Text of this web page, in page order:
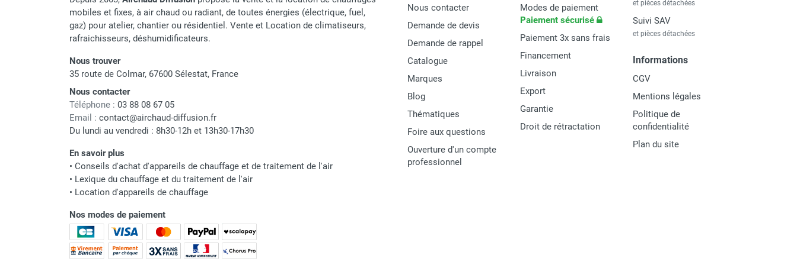
Parasol chauffant et radiant
infrarouge sur mât
Parasol chauffant à gaz
Parasol chauffant et radiant sur
mât électrique
Chauffage infrarouge fixe mur et
plafond
Chauffage radiant électrique
Panneau rayonnant
Lustre infrarouge électrique
suspendu
Réglette et cassette rayonnante
Chauffage tube radiant et radiant
lumineux au gaz
Chauffage radiant tube suspendu
au gaz
Plage de température d'utilisation Entre -20°C et +40°C
Manipulable en charge
Gerbable
Patins
Dimensions 231 x 198 x 169 cm
Poids
Marque
mobiles et fixes, à air chaud ou radiant, de toutes énergies (électrique, fuel,
gaz) pour atelier, chantier ou résidentiel. Vente et Location de climatiseurs,
rafraichisseurs, déshumidificateurs.
Nous trouver
35 route de Colmar, 67600 Sélestat, France
Nous contacter
Téléphone : 03 88 08 67 05
Email : contact@airchaud-diffusion.fr
Du lundi au vendredi : 8h30-12h et 13h30-17h30
En savoir plus
• Conseils d'achat d'appareils de chauffage et de traitement de l'air
• Lexique du chauffage et du traitement de l'air
• Location d'appareils de chauffage
Nos modes de paiement
Nous contacter
Demande de devis
Demande de rappel
Catalogue
Marques
Blog
Thématiques
Foire aux questions
Ouverture d'un compte
professionnel
Modes de paiement
Paiement sécurisé
Paiement 3x sans frais
Financement
Livraison
Export
Garantie
Droit de rétractation
et pièces détachées
Suivi SAV
et pièces détachées
Informations
CGV
Mentions légales
Politique de
confidentialité
Plan du site